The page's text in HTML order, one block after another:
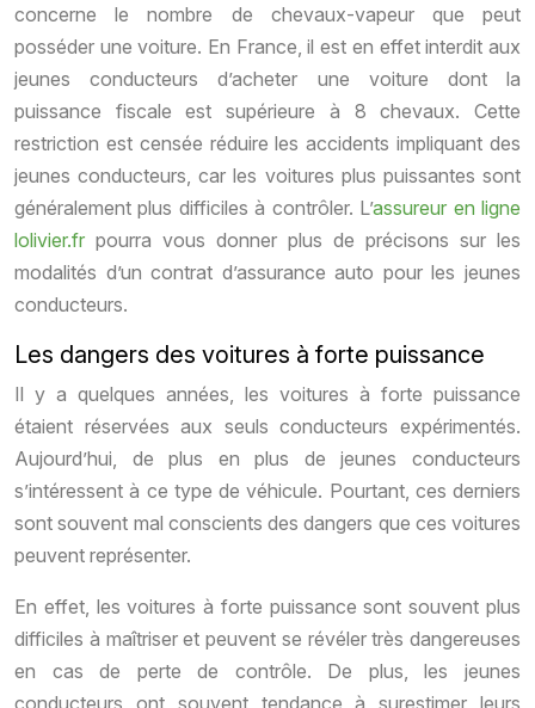
concerne le nombre de chevaux-vapeur que peut
posséder une voiture. En France, il est en effet interdit aux
jeunes conducteurs d’acheter une voiture dont la
puissance fiscale est supérieure à 8 chevaux. Cette
restriction est censée réduire les accidents impliquant des
jeunes conducteurs, car les voitures plus puissantes sont
généralement plus difficiles à contrôler. L’assureur en ligne
lolivier.fr pourra vous donner plus de précisons sur les
modalités d’un contrat d’assurance auto pour les jeunes
conducteurs.
Les dangers des voitures à forte puissance
Il y a quelques années, les voitures à forte puissance
étaient réservées aux seuls conducteurs expérimentés.
Aujourd’hui, de plus en plus de jeunes conducteurs
s’intéressent à ce type de véhicule. Pourtant, ces derniers
sont souvent mal conscients des dangers que ces voitures
peuvent représenter.
En effet, les voitures à forte puissance sont souvent plus
difficiles à maîtriser et peuvent se révéler très dangereuses
en cas de perte de contrôle. De plus, les jeunes
conducteurs ont souvent tendance à surestimer leurs